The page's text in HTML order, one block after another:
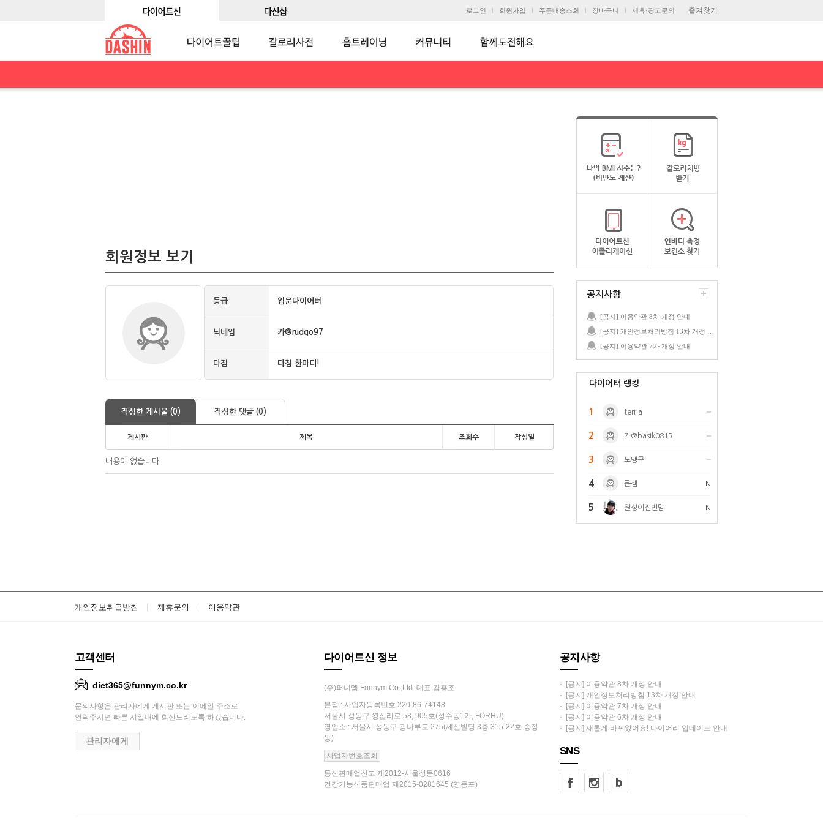
즐겨찾기
로그인 회원가입 주문배송조회 장바구니 제휴·광고문의
회원정보 보기
등급 입문다이어터
닉네임 카@rudqo97
다짐 다짐 한마디!
작성한 게시물 (0) 작성한 댓글 (0)
게시판 제목 조회수 작성일
내용이 없습니다.
공지사항
[공지] 이용약관 8차 개정 안내
[공지] 이용약관 7차 개정 안내
다이어터 랭킹
1 terria
2 카@basik0815
3 노맹구
4 큰샘 N
5 원싱이진빈맘 N
개인정보취급방침 제휴문의 이용약관
고객센터
diet365@funnym.co.kr
문의사항은 관리자에게 게시판 또는 이메일 주소로
연락주시면 빠른 시일내에 회신드리도록 하겠습니다.
관리자에게
다이어트신 정보
(주)퍼니엠 Funnym Co.,Ltd. 대표 김흥조
본점 : 사업자등록번호 220-86-74148
서울시 성동구 왕십리로 58, 905호(성수동1가, FORHU)
영업소 : 서울시 성동구 광나루로 275(세신빌딩 3층 315-22호 송정
동)
사업자번호조회
통신판매업신고 제2012-서울성동0616
건강기능식품판매업 제2015-0281645 (영등포)
공지사항
· [공지] 이용약관 8차 개정 안내
· [공지] 개인정보처리방침 13차 개정 안내
· [공지] 이용약관 7차 개정 안내
· [공지] 이용약관 6차 개정 안내
· [공지] 새롭게 바뀌었어요! 다이어리 업데이트 안내
SNS